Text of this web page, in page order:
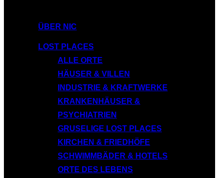
ÜBER NIC
LOST PLACES
ALLE ORTE
HÄUSER & VILLEN
INDUSTRIE & KRAFTWERKE
KRANKENHÄUSER &
PSYCHIATRIEN
GRUSELIGE LOST PLACES
KIRCHEN & FRIEDHÖFE
SCHWIMMBÄDER & HOTELS
ORTE DES LEBENS